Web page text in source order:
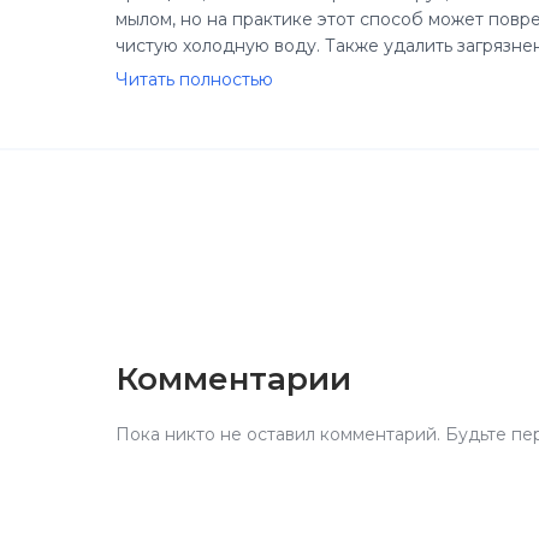
мылом, но на практике этот способ может
чистую холодную воду. Также удалить
которому стоит относиться с особенной
Читать полностью
Комментарии
Пока никто не оставил комментарий. Будьте